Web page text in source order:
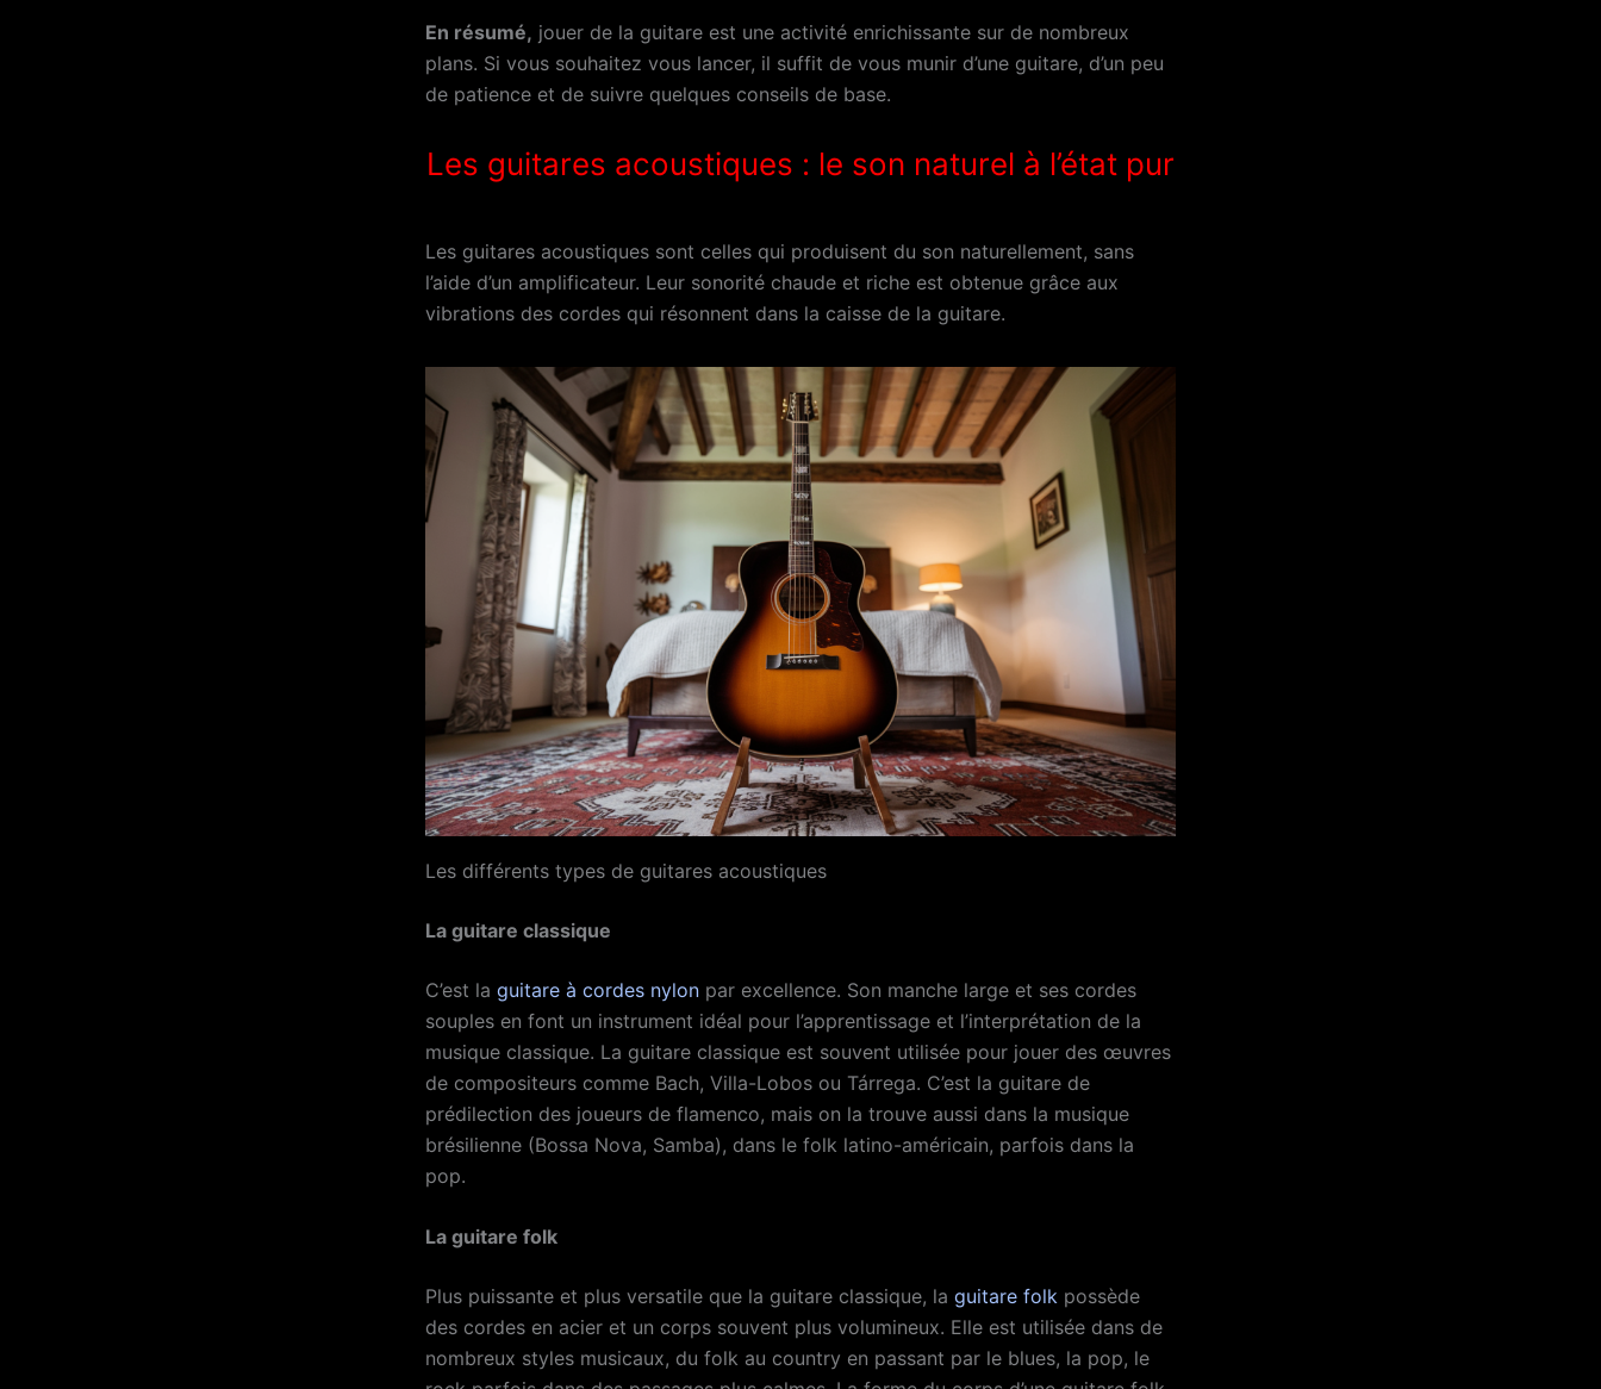
En résumé, jouer de la guitare est une activité enrichissante sur de nombreux
plans. Si vous souhaitez vous lancer, il suffit de vous munir d’une guitare, d’un peu
de patience et de suivre quelques conseils de base.
Les guitares acoustiques : le son naturel à l’état pur
Les guitares acoustiques sont celles qui produisent du son naturellement, sans
l’aide d’un amplificateur. Leur sonorité chaude et riche est obtenue grâce aux
vibrations des cordes qui résonnent dans la caisse de la guitare.
Les différents types de guitares acoustiques
La guitare classique
C’est la guitare à cordes nylon par excellence. Son manche large et ses cordes
souples en font un instrument idéal pour l’apprentissage et l’interprétation de la
musique classique. La guitare classique est souvent utilisée pour jouer des œuvres
de compositeurs comme Bach, Villa-Lobos ou Tárrega. C’est la guitare de
prédilection des joueurs de flamenco, mais on la trouve aussi dans la musique
brésilienne (Bossa Nova, Samba), dans le folk latino-américain, parfois dans la
pop.
La guitare folk
Plus puissante et plus versatile que la guitare classique, la guitare folk possède
des cordes en acier et un corps souvent plus volumineux. Elle est utilisée dans de
nombreux styles musicaux, du folk au country en passant par le blues, la pop, le